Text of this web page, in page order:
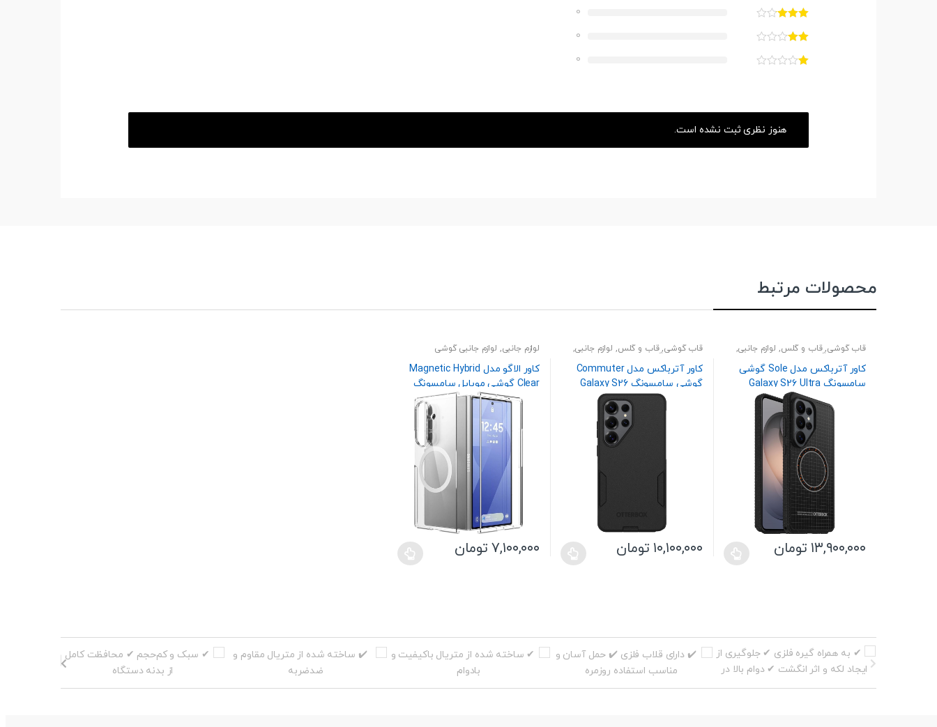
0
0
0
هنوز نظری ثبت نشده است.
محصولات مرتبط
قاب گوشی,قاب و گلس, لوازم جانبی,
لوازم جانبی گوشی
کاور آترباکس مدل Sole گوشی
سامسونگ Galaxy S26 Ultra
۱۳,۹۰۰,۰۰۰ تومان
می
باشد.
گزینه
ها
قاب گوشی,قاب و گلس, لوازم جانبی,
لوازم جانبی گوشی
کاور آترباکس مدل Commuter
گوشی سامسونگ Galaxy S26
۱۰,۱۰۰,۰۰۰ تومان
می
باشد.
ها
لوازم جانبی, لوازم جانبی گوشی
کاور الاگو مدل Magnetic Hybrid
Clear گوشی موبایل سامسونگ
Galaxy Z Fold 7
۷,۱۰۰,۰۰۰ تومان
می
باشد.
ها